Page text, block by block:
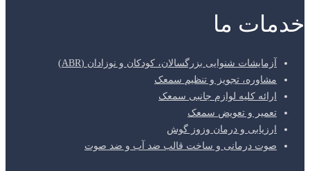
خدمات ما
آزمایشات شنوایی بزرگسالان، کودکان و نوزادان (ABR)
مشاوره، تجویز و تنظیم سمعک
ارائه کلیه لوازم جانبی سمعک
تعمیر و تعویض سمعک
ارزیابی و درمان وزوز گوش
صوت درمانی و ساخت قالب ضد آب و ضد صوت